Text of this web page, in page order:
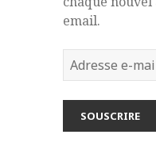
email.
Adresse
e-
mail
SOUSCRIRE